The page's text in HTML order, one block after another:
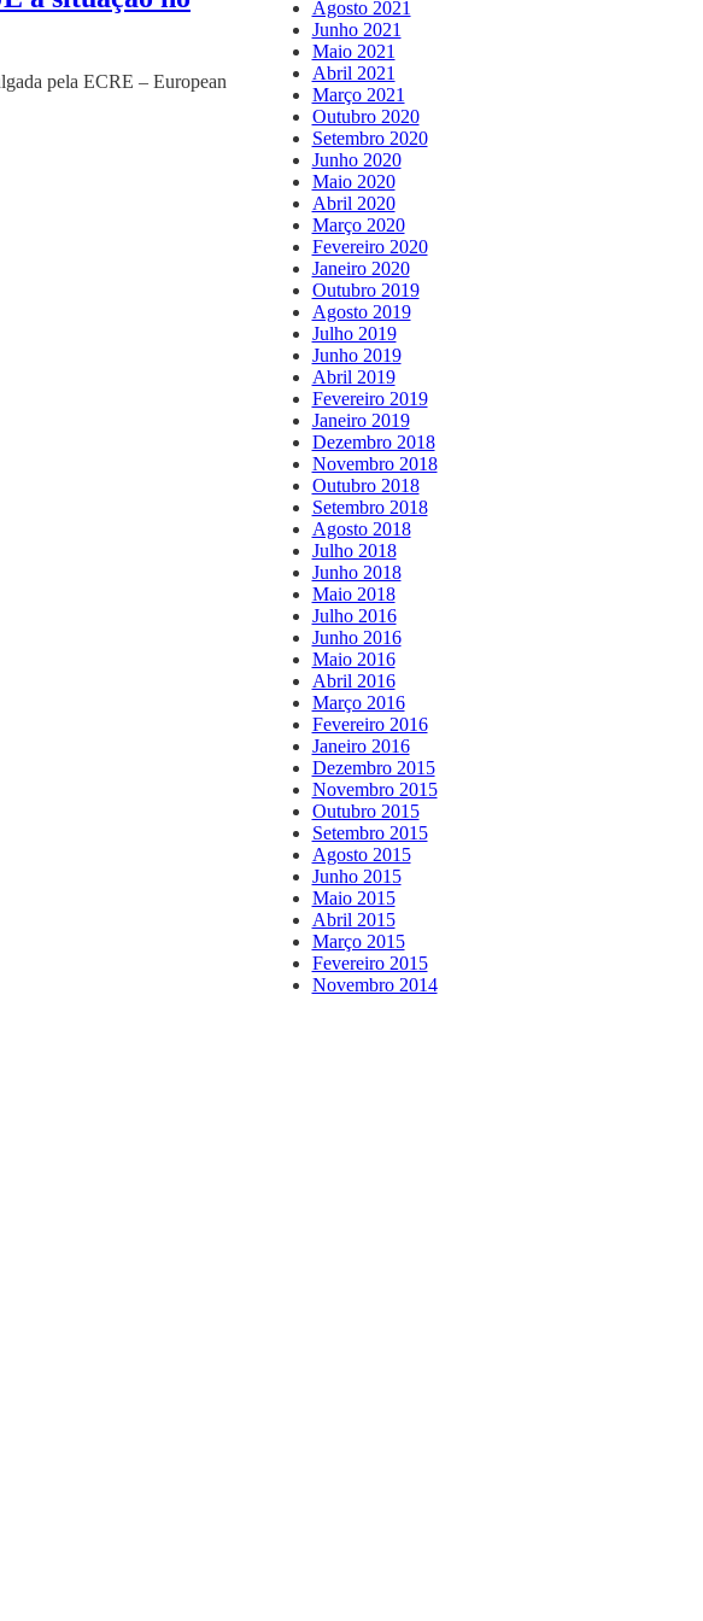
pela ECRE – European
Agosto 2021
Junho 2021
Maio 2021
Abril 2021
Março 2021
Outubro 2020
Setembro 2020
Junho 2020
Maio 2020
Abril 2020
Março 2020
Fevereiro 2020
Janeiro 2020
Outubro 2019
Agosto 2019
Julho 2019
Junho 2019
Abril 2019
Fevereiro 2019
Janeiro 2019
Dezembro 2018
Novembro 2018
Outubro 2018
Setembro 2018
Agosto 2018
Julho 2018
Junho 2018
Maio 2018
Julho 2016
Junho 2016
Maio 2016
Abril 2016
Março 2016
Fevereiro 2016
Janeiro 2016
Dezembro 2015
Novembro 2015
Outubro 2015
Setembro 2015
Agosto 2015
Junho 2015
Maio 2015
Abril 2015
Março 2015
Fevereiro 2015
Novembro 2014